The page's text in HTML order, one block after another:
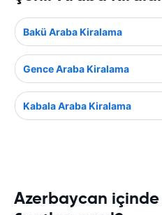
Bakü Araba Kiralama
Gence Araba Kiralama
Kabala Araba Kiralama
Azerbaycan